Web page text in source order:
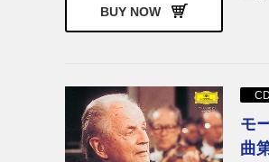
BUY NOW
CD
モ
曲